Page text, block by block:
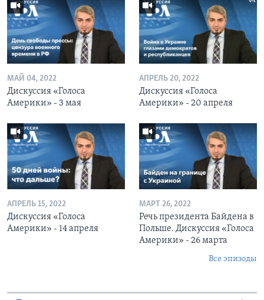
МАЙ 04, 2022
Дискуссия «Голоса
Америки» - 3 мая
АПРЕЛЬ 20, 2022
Дискуссия «Голоса
Америки» - 20 апреля
АПРЕЛЬ 15, 2022
Дискуссия «Голоса
Америки» - 14 апреля
МАРТ 26, 2022
Речь президента Байдена в
Польше. Дискуссия «Голоса
Америки» - 26 марта
Все эпизоды